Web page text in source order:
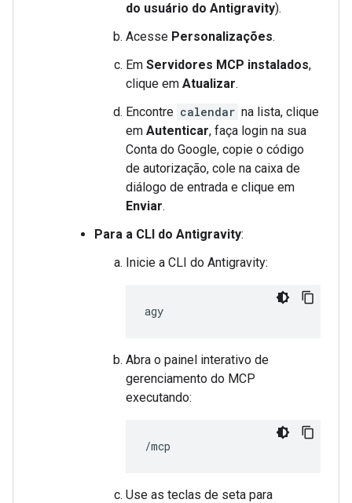
do usuário do Antigravity).
Acesse Personalizações.
Em Servidores MCP instalados,
clique em Atualizar.
Encontre calendar na lista, clique
em Autenticar, faça login na sua
Conta do Google, copie o código
de autorização, cole na caixa de
diálogo de entrada e clique em
Enviar.
Para a CLI do Antigravity:
Inicie a CLI do Antigravity:
Abra o painel interativo de
gerenciamento do MCP
executando:
Use as teclas de seta para